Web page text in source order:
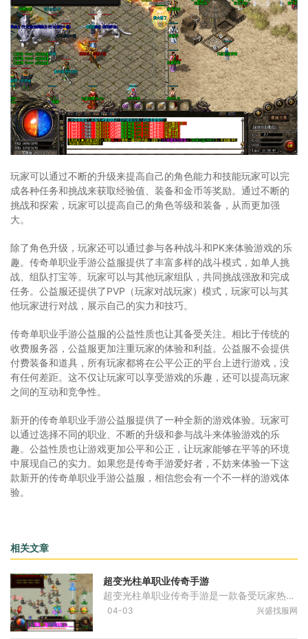
玩家可以通过不断的升级来提高自己的角色能力和技能玩家可以完
成各种任务和挑战来获取经验值、装备和金币等奖励。通过不断的
挑战和探索，玩家可以提高自己的角色等级和装备，从而更加强
大。
除了角色升级，玩家还可以通过参与各种战斗和PK来体验游戏的乐
趣。传奇单职业手游公益服提供了丰富多样的战斗模式，如单人挑
战、组队打宝等。玩家可以与其他玩家组队，共同挑战强敌和完成
任务。公益服还提供了PVP（玩家对战玩家）模式，玩家可以与其
他玩家进行对战，展示自己的实力和技巧。
传奇单职业手游公益服的公益性质也让其备受关注。相比于传统的
收费服务器，公益服更加注重玩家的体验和利益。公益服不会提供
付费装备和道具，所有玩家都将在公平公正的平台上进行游戏，没
有任何差距。这不仅让玩家可以享受游戏的乐趣，还可以提高玩家
之间的互动和竞争性。
新开的传奇单职业手游公益服提供了一种全新的游戏体验。玩家可
以通过选择不同的职业、不断的升级和参与战斗来体验游戏的乐
趣。公益性质也让游戏更加公平和公正，让玩家能够在平等的环境
中展现自己的实力。如果您是传奇手游爱好者，不妨来体验一下这
款新开的传奇单职业手游公益服，相信您会有一个不一样的游戏体
验。
相关文章
超变光柱单职业传奇手游
超变光柱单职业传奇手游是一款备受玩家热爱的角色扮演类游戏，带您进入一个神奇而具有挑战性的冒险世界您将扮演一位勇敢的战士，通过与敌人的战斗、任务的完成和装备的获取，
04-03 兴盛找服网